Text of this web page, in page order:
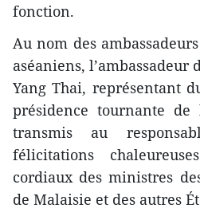
fonction.
Au nom des
aséaniens, l’ambassadeur
Yang Thai, représentant
présidence tournante de
transmis au
félicitations
cordiaux des ministres
de Malaisie et des autres